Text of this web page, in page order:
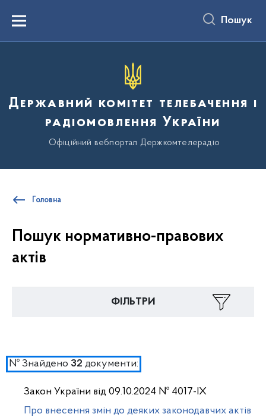
вмістуMenu Пошук
Державний комітет телебачення і
радіомовлення України
Офіційний вебпортал Держкомтелерадіо
Головна
Пошук нормативно-правових
актів
ФІЛЬТРИ
№ Знайдено 32 документи:
Закон України від 09.10.2024 № 4017-ІХ
Про внесення змін до деяких законодавчих актів